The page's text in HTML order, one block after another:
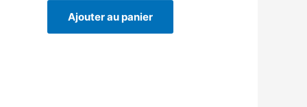
Ajouter au panier